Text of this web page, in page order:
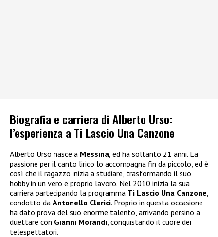
Biografia e carriera di Alberto Urso:
l’esperienza a Ti Lascio Una Canzone
Alberto Urso nasce a Messina , ed ha soltanto 21 anni. La
passione per il canto lirico lo accompagna fin da piccolo, ed è
così che il ragazzo inizia a studiare, trasformando il suo
hobby in un vero e proprio lavoro. Nel 2010 inizia la sua
carriera partecipando la programma Ti Lascio Una Canzone
condotto da Antonella Clerici. Proprio in questa occasione
ha dato prova del suo enorme talento, arrivando persino a
duettare con Gianni Morandi , conquistando il cuore dei
telespettatori.